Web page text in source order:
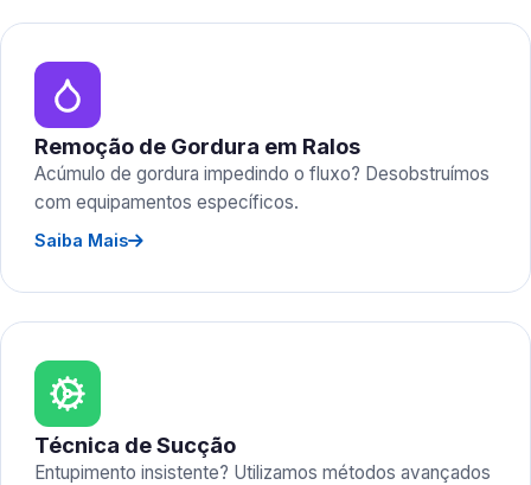
Remoção de Gordura em Ralos
Acúmulo de gordura impedindo o fluxo? Desobstruímos
com equipamentos específicos.
Saiba Mais
Técnica de Sucção
Entupimento insistente? Utilizamos métodos avançados